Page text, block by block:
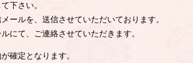
下さい。
ールを、送信させていただいております。
にて、ご連絡させていただきます。
確定となります。